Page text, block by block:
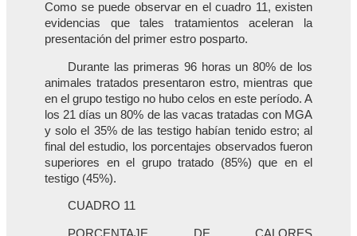
Como se puede observar en el cuadro 11, existen
evidencias que tales tratamientos aceleran la
presentación del primer estro posparto.
Durante las primeras 96 horas un 80% de los
animales tratados presentaron estro, mientras que
en el grupo testigo no hubo celos en este período. A
los 21 días un 80% de las vacas tratadas con MGA
y solo el 35% de las testigo habían tenido estro; al
final del estudio, los porcentajes observados fueron
superiores en el grupo tratado (85%) que en el
testigo (45%).
CUADRO 11